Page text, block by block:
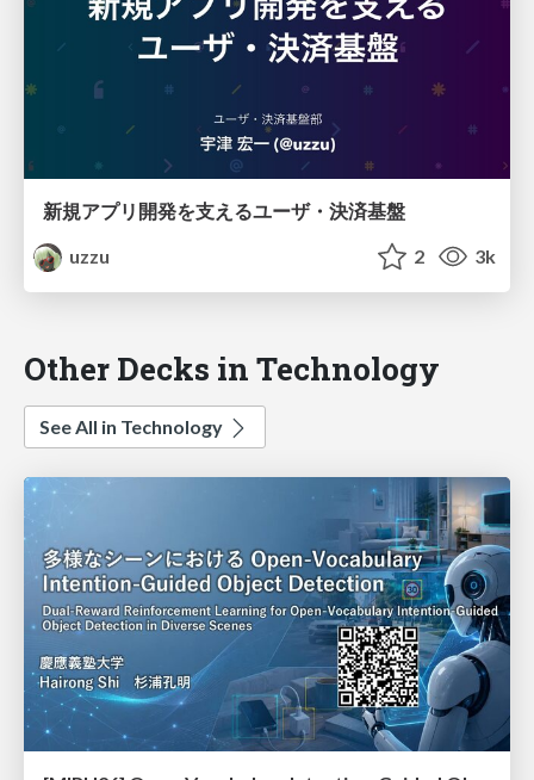
新規アプリ開発を支えるユーザ・決済基盤
uzzu
2 3k
Other Decks in Technology
See All in Technology